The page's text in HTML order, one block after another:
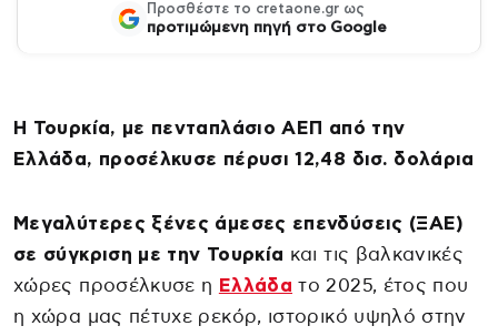
Προσθέστε το cretaone.gr ως
προτιμώμενη πηγή στο Google
Η Τουρκία, με πενταπλάσιο ΑΕΠ από την
Ελλάδα, προσέλκυσε πέρυσι 12,48 δισ. δολάρια
Μεγαλύτερες ξένες άμεσες επενδύσεις (ΞΑΕ)
σε σύγκριση με την Τουρκία και τις βαλκανικές
χώρες προσέλκυσε η Ελλάδα το 2025, έτος που
η χώρα μας πέτυχε ρεκόρ, ιστορικό υψηλό στην